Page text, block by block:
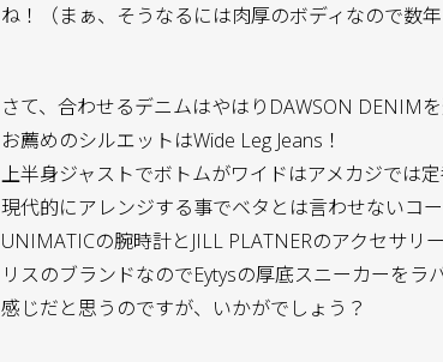
ね！（まぁ、そうなるには肉厚のボディなので数年
さて、合わせるデニムはやはりDAWSON DENIMを
お薦めのシルエットはWide Leg Jeans！
上半身ジャストでボトムがワイドはアメカジでは
現代的にアレンジする事でベタとは言わせないコ
UNIMATICの腕時計とJILL PLATNERのアクセサ
リスのブランドなのでEytysの厚底スニーカーを
感じだと思うのですが、いかがでしょう？